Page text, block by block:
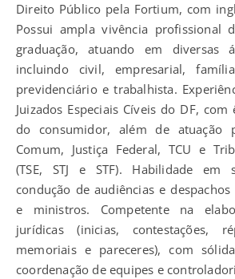
Direito Público pela Fortium, com
Possui ampla vivência profissional
graduação, atuando em diversas
incluindo civil, empresarial,
previdenciário e trabalhista.
Juizados Especiais Cíveis do DF,
do consumidor, além de atuação
Comum, Justiça Federal, TCU e
(TSE, STJ e STF). Habilidade em
condução de audiências e
e ministros. Competente na
jurídicas (inicias, contestações,
memoriais e pareceres), com
coordenação de equipes e